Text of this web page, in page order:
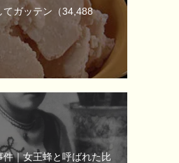
てガッテン （34,488
件｜女王蜂と呼ばれた比